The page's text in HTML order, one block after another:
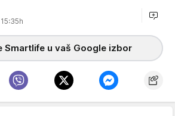
Smartlife u vaš Google izbor